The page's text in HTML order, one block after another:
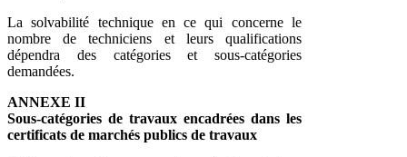
La solvabilité technique en ce qui concerne le
nombre de techniciens et leurs qualifications
dépendra des catégories et sous-catégories
demandées.
ANNEXE II
Sous-catégories de travaux encadrées dans les
certificats de marchés publics de travaux